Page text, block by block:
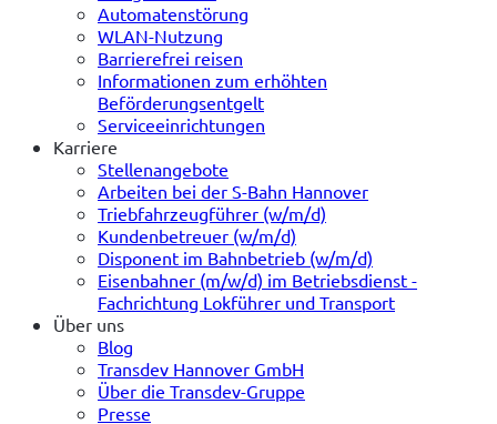
Automatenstörung
WLAN-Nutzung
Barrierefrei reisen
Informationen zum erhöhten
Beförderungsentgelt
Serviceeinrichtungen
Karriere
Stellenangebote
Arbeiten bei der S-Bahn Hannover
Triebfahrzeugführer (w/m/d)
Kundenbetreuer (w/m/d)
Disponent im Bahnbetrieb (w/m/d)
Eisenbahner (m/w/d) im Betriebsdienst -
Fachrichtung Lokführer und Transport
Über uns
Blog
Transdev Hannover GmbH
Über die Transdev-Gruppe
Presse